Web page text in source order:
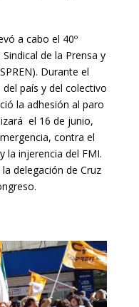
a cabo el 40º
de la Prensa y
Durante el
país y del colectivo
la adhesión al paro
el 16 de junio,
contra el
la injerencia del FMI.
delegación de Cruz